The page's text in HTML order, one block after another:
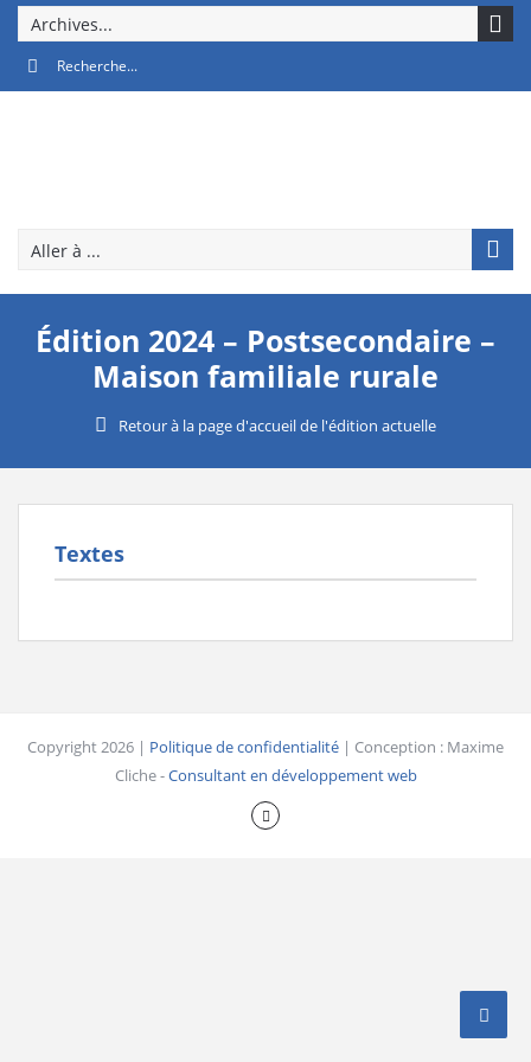
Archives...
Aller à ...
Édition 2024 – Postsecondaire –
Maison familiale rurale
Retour à la page d'accueil de l'édition actuelle
Textes
Copyright 2026 | Politique de confidentialité | Conception : Maxime
Cliche -Consultant en développement web